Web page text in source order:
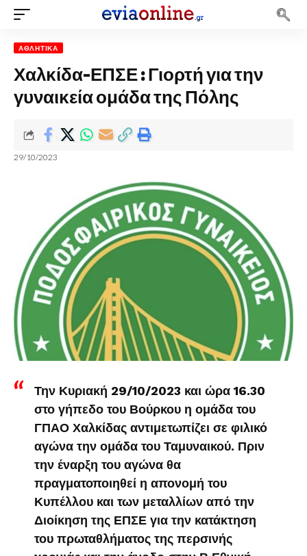
ΑΘΛΗΤΙΚΆ
Χαλκίδα-ΕΠΣΕ : Γιορτή για την
γυναικεία ομάδα της Πόλης
29/10/2023
Την Κυριακή 29/10/2023 και ώρα 16.30
στο γήπεδο του Βούρκου η ομάδα του
ΓΠΑΟ Χαλκίδας αντιμετωπίζει σε φιλικό
αγώνα την ομάδα του Ταμυναικού. Πριν
την έναρξη του αγώνα θα
πραγματοποιηθεί η απονομή του
Κυπέλλου και των μεταλλίων από την
Διοίκηση της ΕΠΣΕ για την κατάκτηση
του πρωταθλήματος της περσινής